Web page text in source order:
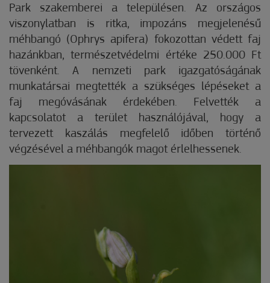
Park szakemberei a településen. Az országos
viszonylatban is ritka, impozáns megjelenésű
méhbangó (Ophrys apifera) fokozottan védett faj
hazánkban, természetvédelmi értéke 250.000 Ft
tövenként. A nemzeti park igazgatóságának
munkatársai megtették a szükséges lépéseket a
faj megóvásának érdekében. Felvették a
kapcsolatot a terület használójával, hogy a
tervezett kaszálás megfelelő időben történő
végzésével a méhbangók magot érlelhessenek.